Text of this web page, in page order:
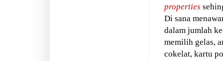
properties
Di sana
dalam jumlah
memilih gelas,
cokelat, kartu